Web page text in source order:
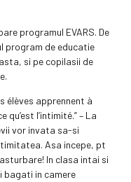
programul EVARS. De
program de educatie
si pe copilasii de
élèves apprennent à
l’intimité.” – La
vor invata sa-si
Asa incepe, pt
In clasa intai si
bagati in camere